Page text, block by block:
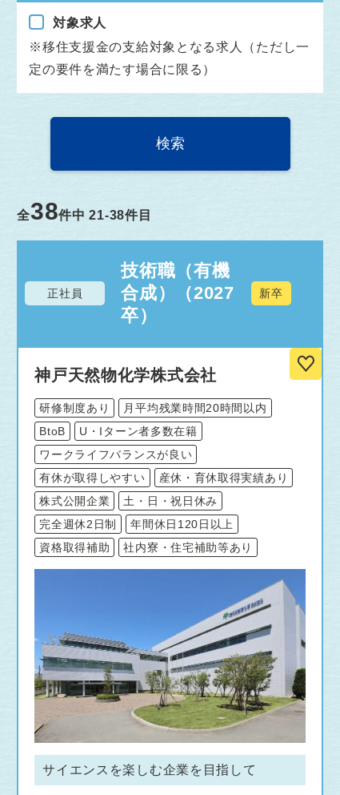
対象求人
※移住支援金の支給対象となる求人（ただし一
定の要件を満たす場合に限る）
全38件中21-38件目
正社員
技術職（有機
合成）（2027
卒）
新卒
神戸天然物化学株式会社
研修制度あり
月平均残業時間20時間以内
BtoB
U・Iターン者多数在籍
ワークライフバランスが良い
有休が取得しやすい
産休・育休取得実績あり
株式公開企業
土・日・祝日休み
完全週休2日制
年間休日120日以上
資格取得補助
社内寮・住宅補助等あり
サイエンスを楽しむ企業を目指して